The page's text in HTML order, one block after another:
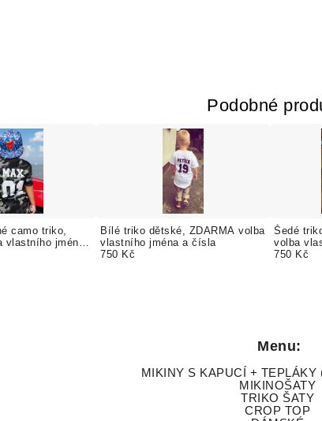
Podobné
camo triko,
vlastního jména
Bílé triko dětské, ZDARMA volba
vlastního jména a čísla
750 Kč
Šedé
volba
750 Kč
Menu:
MIKINY S KAPUCÍ + TEPLÁKY
MIKINOŠATY
TRIKO ŠATY
CROP TOP